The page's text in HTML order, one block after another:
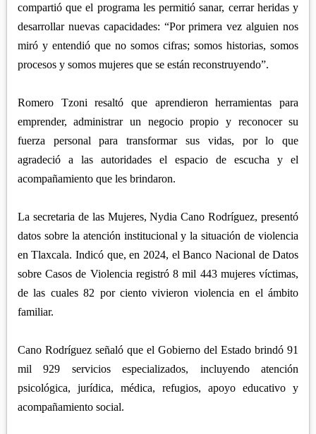
compartió que el programa les permitió sanar, cerrar heridas y
desarrollar nuevas capacidades: “Por primera vez alguien nos
miró y entendió que no somos cifras; somos historias, somos
procesos y somos mujeres que se están reconstruyendo”.
Romero Tzoni resaltó que aprendieron herramientas para
emprender, administrar un negocio propio y reconocer su
fuerza personal para transformar sus vidas, por lo que
agradeció a las autoridades el espacio de escucha y el
acompañamiento que les brindaron.
La secretaria de las Mujeres, Nydia Cano Rodríguez, presentó
datos sobre la atención institucional y la situación de violencia
en Tlaxcala. Indicó que, en 2024, el Banco Nacional de Datos
sobre Casos de Violencia registró 8 mil 443 mujeres víctimas,
de las cuales 82 por ciento vivieron violencia en el ámbito
familiar.
Cano Rodríguez señaló que el Gobierno del Estado brindó 91
mil 929 servicios especializados, incluyendo atención
psicológica, jurídica, médica, refugios, apoyo educativo y
acompañamiento social.